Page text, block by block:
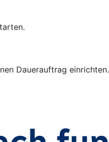
Dauerauftrag einrichten.